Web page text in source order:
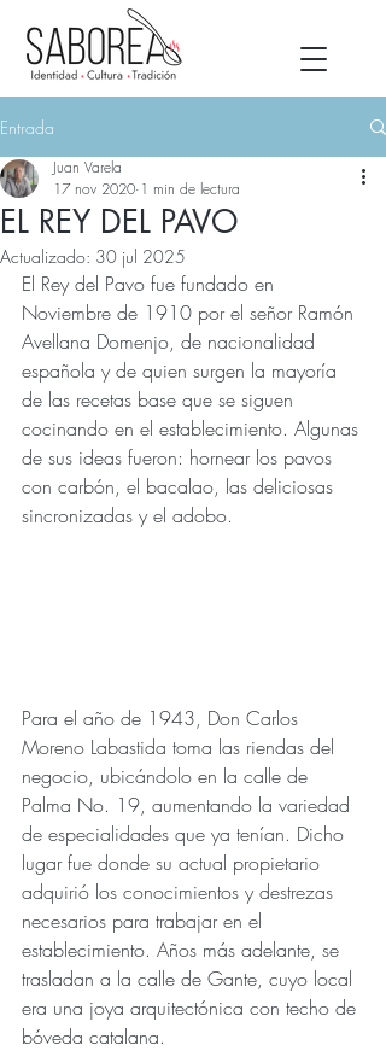
Entrada
EL REY DEL PAVO
Juan Varela
17 nov 2020 1 min de lectura
Actualizado: 30 jul 2025
El Rey del Pavo fue fundado en
Noviembre de 1910 por el señor Ramón
Avellana Domenjo, de nacionalidad
española y de quien surgen la mayoría
de las recetas base que se siguen
cocinando en el establecimiento. Algunas
de sus ideas fueron: hornear los pavos
con carbón, el bacalao, las deliciosas
sincronizadas y el adobo.
Para el año de 1943, Don Carlos
Moreno Labastida toma las riendas del
negocio, ubicándolo en la calle de
Palma No. 19, aumentando la variedad
de especialidades que ya tenían. Dicho
lugar fue donde su actual propietario
adquirió los conocimientos y destrezas
necesarios para trabajar en el
establecimiento. Años más adelante, se
trasladan a la calle de Gante, cuyo local
era una joya arquitectónica con techo de
bóveda catalana.